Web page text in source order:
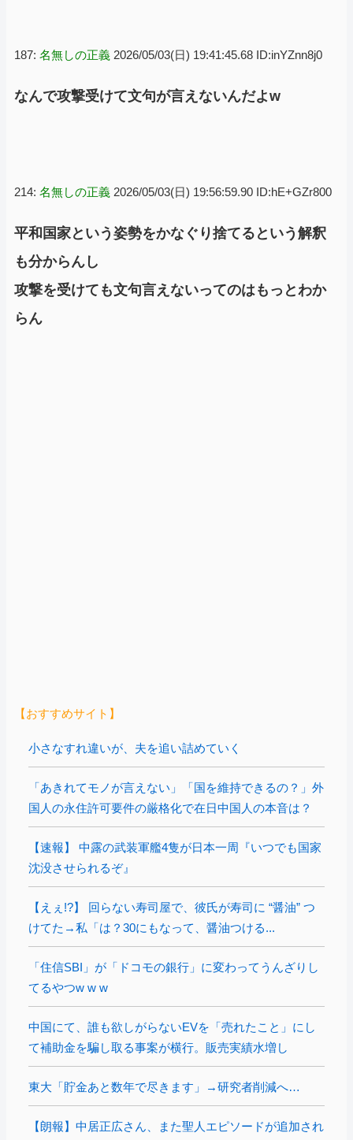
187: 名無しの正義 2026/05/03(日) 19:41:45.68 ID:inYZnn8j0
なんで攻撃受けて文句が言えないんだよw
214: 名無しの正義 2026/05/03(日) 19:56:59.90 ID:hE+GZr800
平和国家という姿勢をかなぐり捨てるという解釈
も分からんし
攻撃を受けても文句言えないってのはもっとわか
らん
【おすすめサイト】
小さなすれ違いが、夫を追い詰めていく
「あきれてモノが言えない」「国を維持できるの？」外
国人の永住許可要件の厳格化で在日中国人の本音は？
【速報】 中露の武装軍艦4隻が日本一周『いつでも国家
沈没させられるぞ』
【えぇ!?】 回らない寿司屋で、彼氏が寿司に “醤油” つ
けてた→私「は？30にもなって、醤油つける...
「住信SBI」が「ドコモの銀行」に変わってうんざりし
てるやつw w w
中国にて、誰も欲しがらないEVを「売れたこと」にし
て補助金を騙し取る事案が横行。販売実績水増し
東大「貯金あと数年で尽きます」→研究者削減へ…
【朗報】中居正広さん、また聖人エピソードが追加され